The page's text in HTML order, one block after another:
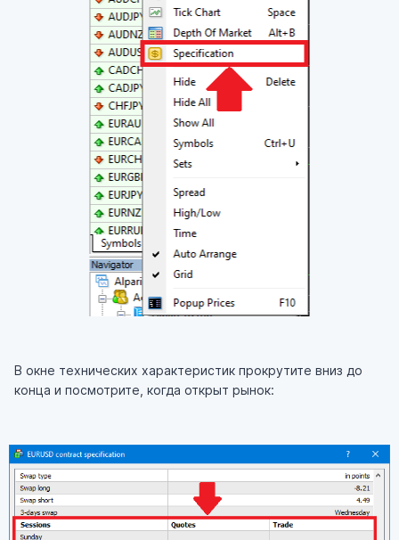
В окне технических характеристик прокрутите вниз до
конца и посмотрите, когда открыт рынок: